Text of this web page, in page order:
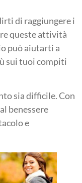
di raggiungere i
queste attività
può aiutarti a
sui tuoi compiti
sia difficile. Con
benessere
e